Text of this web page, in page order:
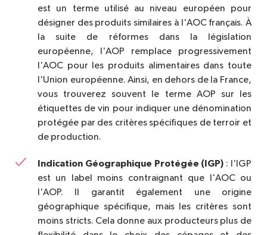
est un terme utilisé au niveau européen pour
désigner des produits similaires à l'AOC français. À
la suite de réformes dans la législation
européenne, l'AOP remplace progressivement
l'AOC pour les produits alimentaires dans toute
l'Union européenne. Ainsi, en dehors de la France,
vous trouverez souvent le terme AOP sur les
étiquettes de vin pour indiquer une dénomination
protégée par des critères spécifiques de terroir et
de production.
Indication Géographique Protégée (IGP) : l'IGP
est un label moins contraignant que l'AOC ou
l'AOP. Il garantit également une origine
géographique spécifique, mais les critères sont
moins stricts. Cela donne aux producteurs plus de